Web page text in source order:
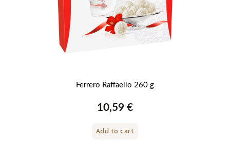
Ferrero Raffaello 260 g
10,59 €
Add to cart